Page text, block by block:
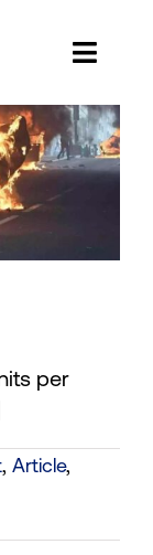
per
, Article,